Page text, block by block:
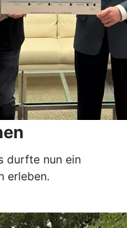
durfte nun ein
erleben.